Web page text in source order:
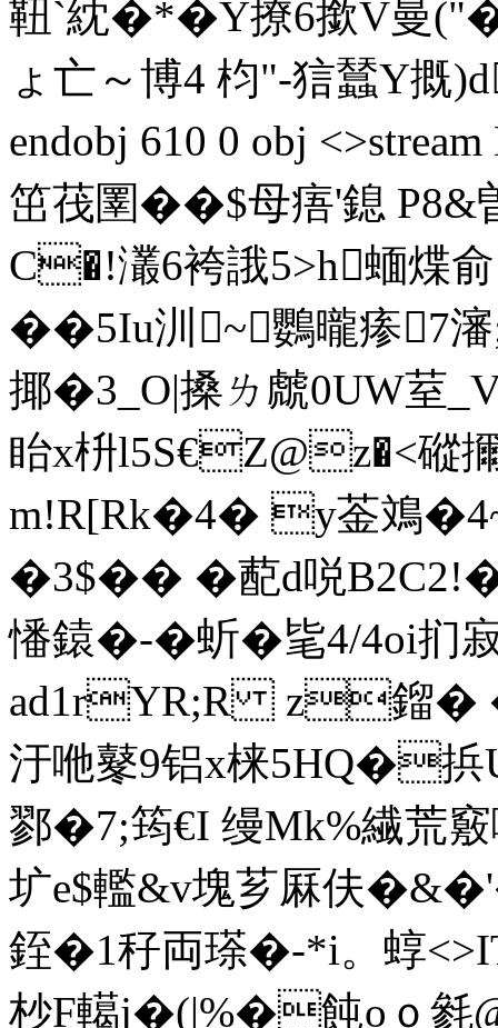
靵`紞�*�Y撩6撳V曼
ょ亡～博4 枃"-狺蠺Y摡
endobj 610 0 obj
笜茷圛��$母痦'鎴
C�!灇6袴誐5>h蝒煠
��5I u汌~鸚曨瘆
揶�3_O|搡ㄌ虤0UW荎
眙x枡l5S€Z@z�<磫
m!R[Rk�4� y菳鳼
�3$�� � 蓜d哾
憣鎱�-� 蚚�毞4/4oi扪
ad1rYR;R z鎦�
汙咃鼕9铝x梾5HQ�
鄝�7;筠€I 缦Mk%繊荒
圹e$轞&v塊芗厤伕
銍�1秄両瑹�-*i。蜳
杪F轕j�(|%�飩oｏ毿